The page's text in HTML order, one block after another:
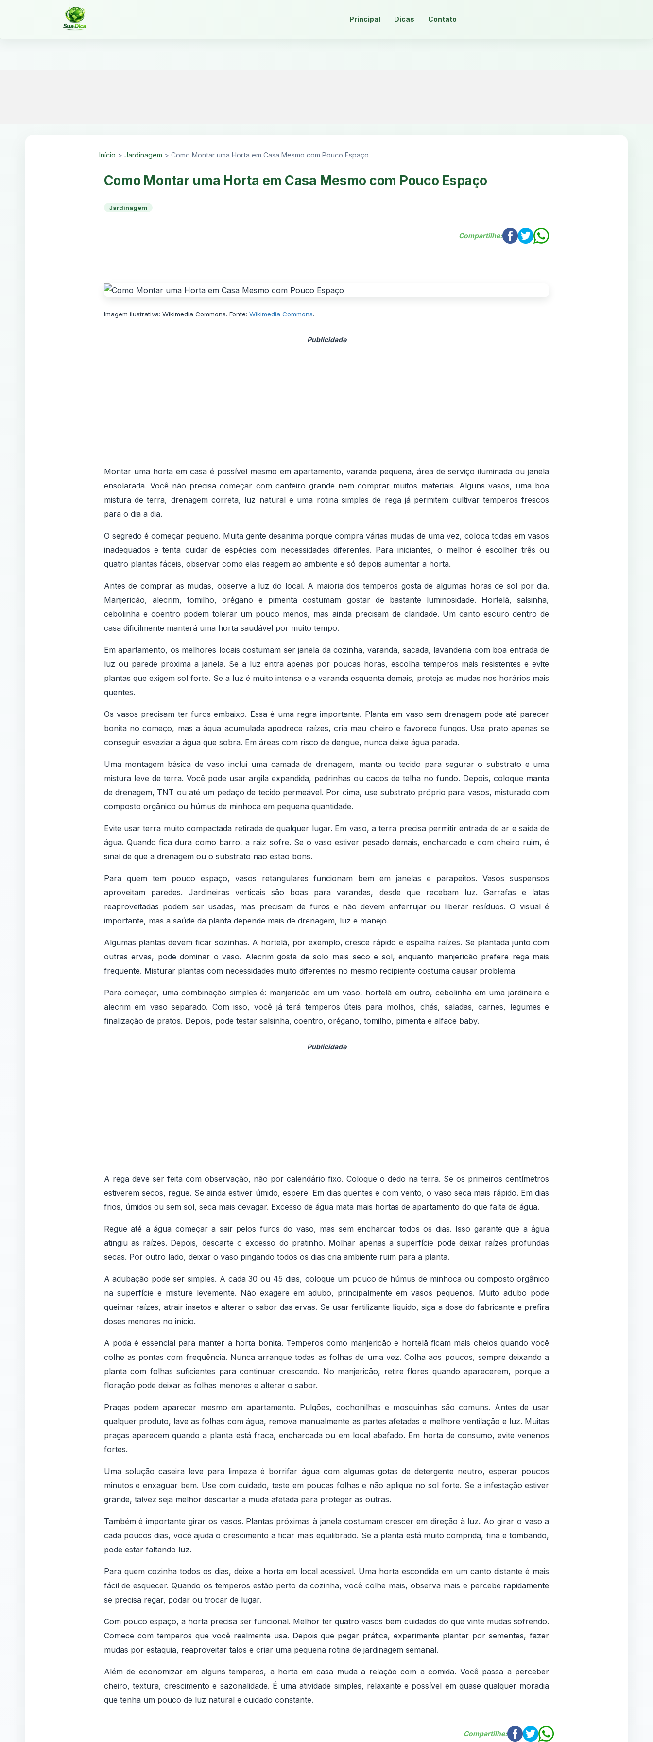
Principal Dicas Contato
Início > Jardinagem > Como Montar uma Horta em Casa Mesmo com Pouco Espaço
Como Montar uma Horta em Casa Mesmo com Pouco Espaço
Jardinagem
Compartilhe:
Imagem ilustrativa: Wikimedia Commons. Fonte: Wikimedia Commons.
Montar uma horta em casa é possível mesmo em apartamento, varanda pequena, área de serviço iluminada ou janela
ensolarada. Você não precisa começar com canteiro grande nem comprar muitos materiais. Alguns vasos, uma boa
mistura de terra, drenagem correta, luz natural e uma rotina simples de rega já permitem cultivar temperos frescos
para o dia a dia.
O segredo é começar pequeno. Muita gente desanima porque compra várias mudas de uma vez, coloca todas em vasos
inadequados e tenta cuidar de espécies com necessidades diferentes. Para iniciantes, o melhor é escolher três ou
quatro plantas fáceis, observar como elas reagem ao ambiente e só depois aumentar a horta.
Antes de comprar as mudas, observe a luz do local. A maioria dos temperos gosta de algumas horas de sol por dia.
Manjericão, alecrim, tomilho, orégano e pimenta costumam gostar de bastante luminosidade. Hortelã, salsinha,
cebolinha e coentro podem tolerar um pouco menos, mas ainda precisam de claridade. Um canto escuro dentro de
casa dificilmente manterá uma horta saudável por muito tempo.
Em apartamento, os melhores locais costumam ser janela da cozinha, varanda, sacada, lavanderia com boa entrada de
luz ou parede próxima a janela. Se a luz entra apenas por poucas horas, escolha temperos mais resistentes e evite
plantas que exigem sol forte. Se a luz é muito intensa e a varanda esquenta demais, proteja as mudas nos horários mais
quentes.
Os vasos precisam ter furos embaixo. Essa é uma regra importante. Planta em vaso sem drenagem pode até parecer
bonita no começo, mas a água acumulada apodrece raízes, cria mau cheiro e favorece fungos. Use prato apenas se
conseguir esvaziar a água que sobra. Em áreas com risco de dengue, nunca deixe água parada.
Uma montagem básica de vaso inclui uma camada de drenagem, manta ou tecido para segurar o substrato e uma
mistura leve de terra. Você pode usar argila expandida, pedrinhas ou cacos de telha no fundo. Depois, coloque manta
de drenagem, TNT ou até um pedaço de tecido permeável. Por cima, use substrato próprio para vasos, misturado com
composto orgânico ou húmus de minhoca em pequena quantidade.
Evite usar terra muito compactada retirada de qualquer lugar. Em vaso, a terra precisa permitir entrada de ar e saída de
água. Quando fica dura como barro, a raiz sofre. Se o vaso estiver pesado demais, encharcado e com cheiro ruim, é
sinal de que a drenagem ou o substrato não estão bons.
Para quem tem pouco espaço, vasos retangulares funcionam bem em janelas e parapeitos. Vasos suspensos
aproveitam paredes. Jardineiras verticais são boas para varandas, desde que recebam luz. Garrafas e latas
reaproveitadas podem ser usadas, mas precisam de furos e não devem enferrujar ou liberar resíduos. O visual é
importante, mas a saúde da planta depende mais de drenagem, luz e manejo.
Algumas plantas devem ficar sozinhas. A hortelã, por exemplo, cresce rápido e espalha raízes. Se plantada junto com
outras ervas, pode dominar o vaso. Alecrim gosta de solo mais seco e sol, enquanto manjericão prefere rega mais
frequente. Misturar plantas com necessidades muito diferentes no mesmo recipiente costuma causar problema.
Para começar, uma combinação simples é: manjericão em um vaso, hortelã em outro, cebolinha em uma jardineira e
alecrim em vaso separado. Com isso, você já terá temperos úteis para molhos, chás, saladas, carnes, legumes e
finalização de pratos. Depois, pode testar salsinha, coentro, orégano, tomilho, pimenta e alface baby.
A rega deve ser feita com observação, não por calendário fixo. Coloque o dedo na terra. Se os primeiros centímetros
estiverem secos, regue. Se ainda estiver úmido, espere. Em dias quentes e com vento, o vaso seca mais rápido. Em dias
frios, úmidos ou sem sol, seca mais devagar. Excesso de água mata mais hortas de apartamento do que falta de água.
Regue até a água começar a sair pelos furos do vaso, mas sem encharcar todos os dias. Isso garante que a água
atingiu as raízes. Depois, descarte o excesso do pratinho. Molhar apenas a superfície pode deixar raízes profundas
secas. Por outro lado, deixar o vaso pingando todos os dias cria ambiente ruim para a planta.
A adubação pode ser simples. A cada 30 ou 45 dias, coloque um pouco de húmus de minhoca ou composto orgânico
na superfície e misture levemente. Não exagere em adubo, principalmente em vasos pequenos. Muito adubo pode
queimar raízes, atrair insetos e alterar o sabor das ervas. Se usar fertilizante líquido, siga a dose do fabricante e prefira
doses menores no início.
A poda é essencial para manter a horta bonita. Temperos como manjericão e hortelã ficam mais cheios quando você
colhe as pontas com frequência. Nunca arranque todas as folhas de uma vez. Colha aos poucos, sempre deixando a
planta com folhas suficientes para continuar crescendo. No manjericão, retire flores quando aparecerem, porque a
floração pode deixar as folhas menores e alterar o sabor.
Pragas podem aparecer mesmo em apartamento. Pulgões, cochonilhas e mosquinhas são comuns. Antes de usar
qualquer produto, lave as folhas com água, remova manualmente as partes afetadas e melhore ventilação e luz. Muitas
pragas aparecem quando a planta está fraca, encharcada ou em local abafado. Em horta de consumo, evite venenos
fortes.
Uma solução caseira leve para limpeza é borrifar água com algumas gotas de detergente neutro, esperar poucos
minutos e enxaguar bem. Use com cuidado, teste em poucas folhas e não aplique no sol forte. Se a infestação estiver
grande, talvez seja melhor descartar a muda afetada para proteger as outras.
Também é importante girar os vasos. Plantas próximas à janela costumam crescer em direção à luz. Ao girar o vaso a
cada poucos dias, você ajuda o crescimento a ficar mais equilibrado. Se a planta está muito comprida, fina e tombando,
pode estar faltando luz.
Para quem cozinha todos os dias, deixe a horta em local acessível. Uma horta escondida em um canto distante é mais
fácil de esquecer. Quando os temperos estão perto da cozinha, você colhe mais, observa mais e percebe rapidamente
se precisa regar, podar ou trocar de lugar.
Com pouco espaço, a horta precisa ser funcional. Melhor ter quatro vasos bem cuidados do que vinte mudas sofrendo.
Comece com temperos que você realmente usa. Depois que pegar prática, experimente plantar por sementes, fazer
mudas por estaquia, reaproveitar talos e criar uma pequena rotina de jardinagem semanal.
Além de economizar em alguns temperos, a horta em casa muda a relação com a comida. Você passa a perceber
cheiro, textura, crescimento e sazonalidade. É uma atividade simples, relaxante e possível em quase qualquer moradia
que tenha um pouco de luz natural e cuidado constante.
Compartilhe: